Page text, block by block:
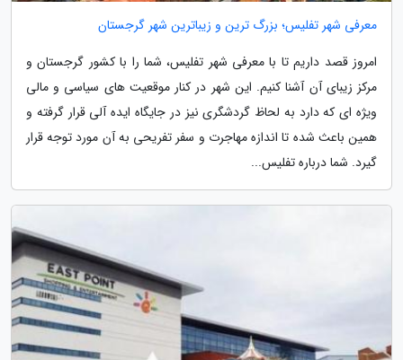
معرفی شهر تفلیس؛ بزرگ ترین و زیباترین شهر گرجستان
امروز قصد داریم تا با معرفی شهر تفلیس، شما را با کشور گرجستان و
مرکز زیبای آن آشنا کنیم. این شهر در کنار موقعیت های سیاسی و مالی
ویژه ای که دارد به لحاظ گردشگری نیز در جایگاه ایده آلی قرار گرفته و
همین باعث شده تا اندازه مهاجرت و سفر تفریحی به آن مورد توجه قرار
گیرد. شما درباره تفلیس...